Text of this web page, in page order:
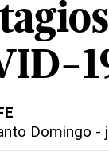
Domingo -